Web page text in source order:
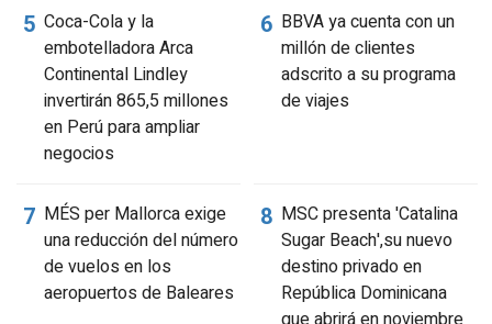
Coca-Cola y la
embotelladora Arca
Continental Lindley
invertirán 865,5 millones
en Perú para ampliar
negocios
BBVA ya cuenta con un
millón de clientes
adscrito a su programa
de viajes
MÉS per Mallorca exige
una reducción del número
de vuelos en los
aeropuertos de Baleares
MSC presenta 'Catalina
Sugar Beach',su nuevo
destino privado en
República Dominicana